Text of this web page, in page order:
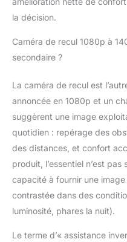
la décision.
Caméra de recul 1080p à
secondaire ?
La caméra de recul est
annoncée en 1080p et un
suggèrent une image
quotidien : repérage des
des distances, et confort
produit, l’essentiel n’est
capacité à fournir une
contrastée dans des
luminosité, phares la nuit).
Le terme d’« assistance